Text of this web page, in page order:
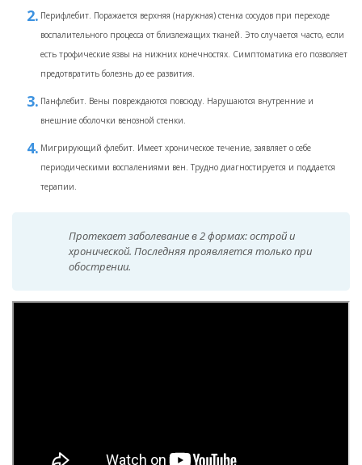
Перифлебит. Поражается верхняя (наружная) стенка сосудов при переходе
воспалительного процесса от близлежащих тканей. Это случается часто, если
есть трофические язвы на нижних конечностях. Симптоматика его позволяет
предотвратить болезнь до ее развития.
Панфлебит. Вены повреждаются повсюду. Нарушаются внутренние и
внешние оболочки венозной стенки.
Мигрирующий флебит. Имеет хроническое течение, заявляет о себе
периодическими воспалениями вен. Трудно диагностируется и поддается
терапии.
Протекает заболевание в 2 формах: острой и
хронической. Последняя проявляется только при
обострении.